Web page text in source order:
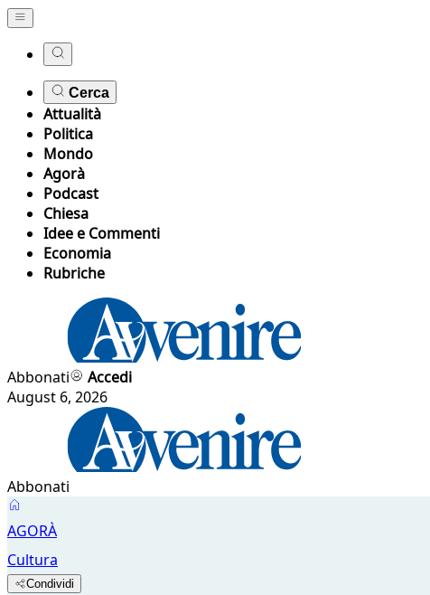
Cerca
Attualità
Politica
Mondo
Agorà
Podcast
Chiesa
Idee e Commenti
Economia
Rubriche
Abbonati
Accedi
August 6, 2026
Abbonati
AGORÀ
Cultura
Condividi